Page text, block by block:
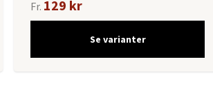
Fr. 129 kr
Se varianter